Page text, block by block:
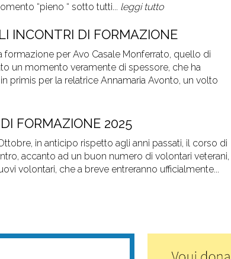
“pieno “ sotto tutti... leggi tutto
INCONTRI DI FORMAZIONE
per Avo Casale Monferrato, quello di
un momento veramente di spessore, che ha
primis per la relatrice Annamaria Avonto, un volto
FORMAZIONE 2025
in anticipo rispetto agli anni passati, il corso di
accanto ad un buon numero di volontari veterani,
volontari, che a breve entreranno ufficialmente...